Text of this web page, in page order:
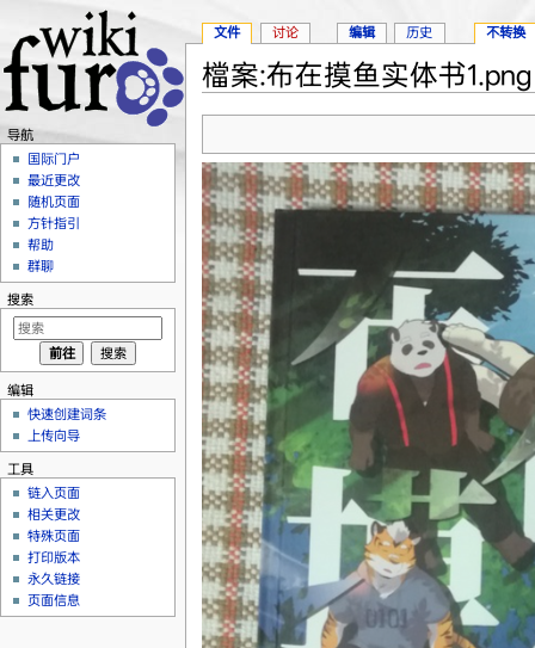
檔案:布在摸鱼实体书1.png
文件 讨论 编辑 历史 不转换
导航
国际门户
最近更改
随机页面
方针指引
帮助
群聊
搜索
编辑
快速创建词条
上传向导
工具
链入页面
相关更改
特殊页面
打印版本
永久链接
页面信息